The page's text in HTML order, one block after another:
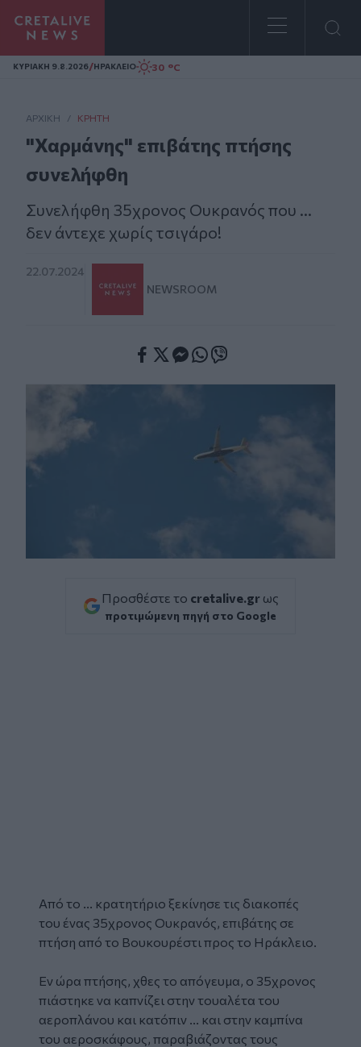
Homepage
ΚΥΡΙΑΚΗ 9.8.2026/ΗΡΑΚΛΕΙΟ 30 °C
ΑΡΧΙΚΗ / ΚΡΉΤΗ
"Χαρμάνης" επιβάτης πτήσης
συνελήφθη
Συνελήφθη 35χρονος Ουκρανός που ...
δεν άντεχε χωρίς τσιγάρο!
22.07.2024
NEWSROOM
Προσθέστε το cretalive.gr ως
προτιμώμενη πηγή στο Google
Από το ... κρατητήριο ξεκίνησε τις διακοπές
του ένας 35χρονος Ουκρανός, επιβάτης σε
πτήση από το Βουκουρέστι προς το Ηράκλειο.
Εν ώρα πτήσης, χθες το απόγευμα, ο 35χρονος
πιάστηκε να καπνίζει στην τουαλέτα του
αεροπλάνου και κατόπιν ... και στην καμπίνα
του αεροσκάφους, παραβιάζοντας τους